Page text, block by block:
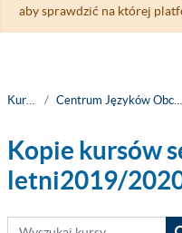
aby sprawdzić na której
Kursy Centrum Języków Obcych
Kopie kursów
letni2019/
Wyszukaj kursy